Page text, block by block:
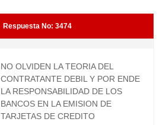
Respuesta No: 3474
NO OLVIDEN LA TEORIA DEL
CONTRATANTE DEBIL Y POR ENDE
LA RESPONSABILIDAD DE LOS
BANCOS EN LA EMISION DE
TARJETAS DE CREDITO